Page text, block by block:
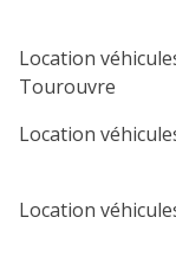
Location
Tourouvre
Location
Location